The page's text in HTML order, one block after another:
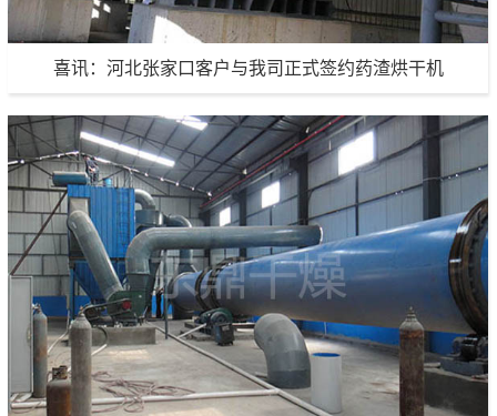
喜讯：河北张家口客户与我司正式签约药渣烘干机
喜讯：河北张家口客户与我司正式签约药渣烘干机
生产能力：定制生产 项目地点：河北张家口
项目详情